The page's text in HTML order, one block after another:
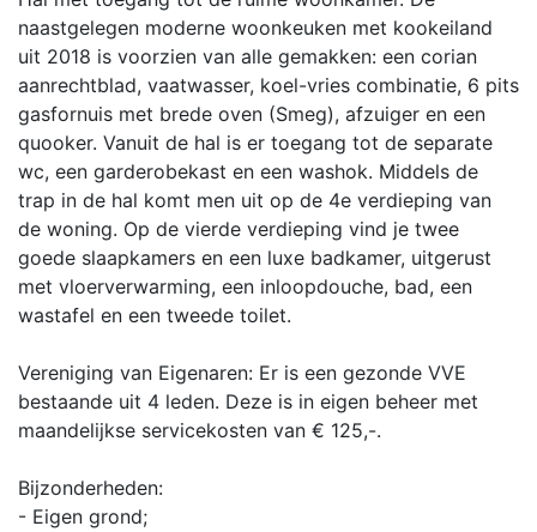
naastgelegen moderne woonkeuken met kookeiland
uit 2018 is voorzien van alle gemakken: een corian
aanrechtblad, vaatwasser, koel-vries combinatie, 6 pits
gasfornuis met brede oven (Smeg), afzuiger en een
quooker. Vanuit de hal is er toegang tot de separate
wc, een garderobekast en een washok. Middels de
trap in de hal komt men uit op de 4e verdieping van
de woning. Op de vierde verdieping vind je twee
goede slaapkamers en een luxe badkamer, uitgerust
met vloerverwarming, een inloopdouche, bad, een
wastafel en een tweede toilet.
Vereniging van Eigenaren: Er is een gezonde VVE
bestaande uit 4 leden. Deze is in eigen beheer met
maandelijkse servicekosten van € 125,-.
Bijzonderheden:
- Eigen grond;